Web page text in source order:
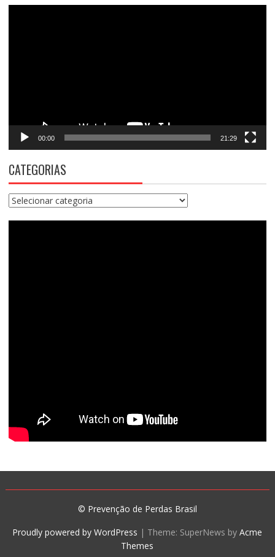
00:00 21:29
CATEGORIAS
Categorias
© Prevenção de Perdas Brasil
Proudly powered by WordPress | Theme: SuperNews byAcme
Themes